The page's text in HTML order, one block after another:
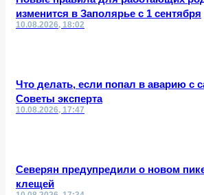
изменится в Заполярье с 1 сентября
10.08.2026, 18:02
Что делать, если попал в аварию с
Советы эксперта
10.08.2026, 17:47
Северян предупредили о новом
клещей